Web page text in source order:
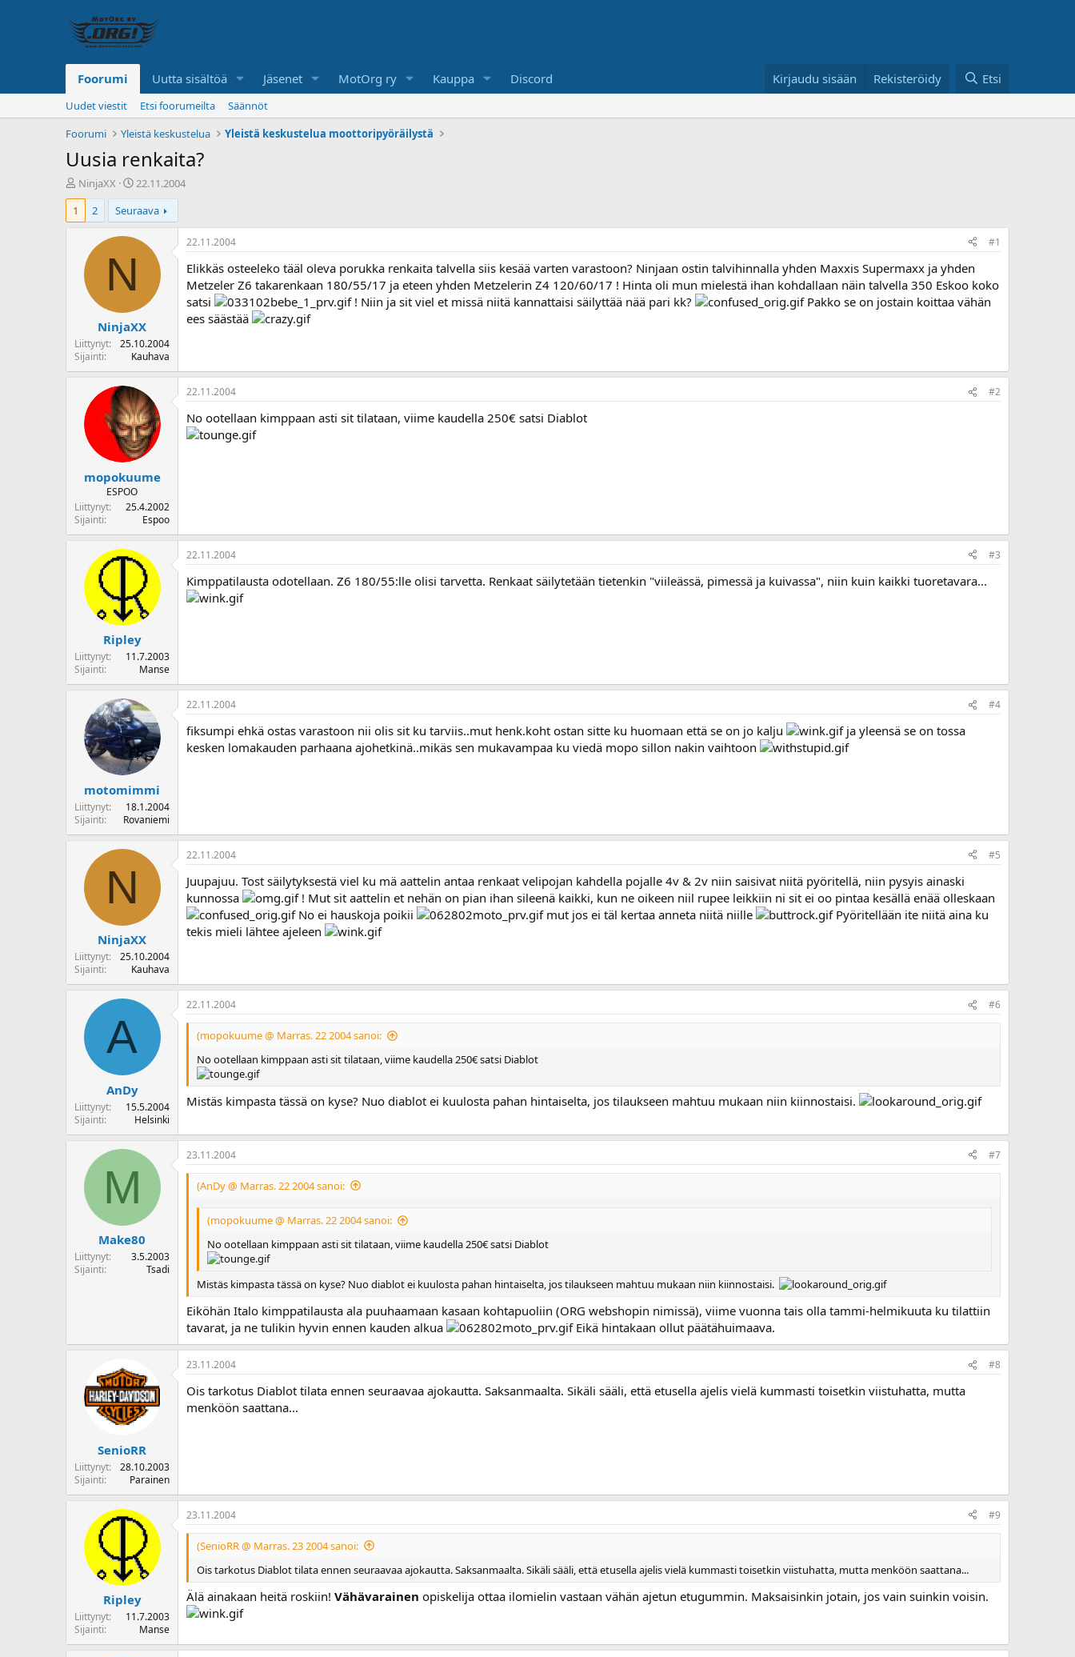
Foorumi Uutta sisältöä Jäsenet MotOrg ry Kauppa Discord Kirjaudu sisään Rekisteröidy Etsi
Uudet viestit Etsi foorumeilta
Säännöt
Foorumi
Yleistä keskustelua Yleistä keskustelua moottoripyöräilystä
Uusia renkaita?
K
e
k
a
l
o
NinjaXX
A
l
o
i
t
i
v
ä
22.11.2004
1
2 Seuraava
N
NinjaXX
Liittynyt
25.10.2004
Sijainti
Kauhava
22.11.2004 #1
Elikkäs osteeleko tääl oleva porukka renkaita talvella siis kesää varten varastoon? Ninjaan ostin talvihinnalla yhden Maxxis Supermaxx ja yhden
Metzeler Z6 takarenkaan 180/55/17 ja eteen yhden Metzelerin Z4 120/60/17 ! Hinta oli mun mielestä ihan kohdallaan näin talvella 350 Eskoo koko
satsi
! Niin ja sit viel et missä niitä kannattaisi säilyttää nää pari kk?
Pakko se on jostain koittaa vähän
ees säästää
mopokuume
ESPOO
Liittynyt
25.4.2002
Sijainti
Espoo
22.11.2004 #2
No ootellaan kimppaan asti sit tilataan, viime kaudella 250€ satsi Diablot
Ripley
Liittynyt
11.7.2003
Sijainti
Manse
22.11.2004 #3
Kimppatilausta odotellaan. Z6 180/55:lle olisi tarvetta. Renkaat säilytetään tietenkin "viileässä, pimessä ja kuivassa", niin kuin kaikki tuoretavara...
motomimmi
Liittynyt
18.1.2004
Sijainti
Rovaniemi
22.11.2004 #4
fiksumpi ehkä ostas varastoon nii olis sit ku tarviis..mut henk.koht ostan sitte ku huomaan että se on jo kalju
ja yleensä se on tossa
kesken lomakauden parhaana ajohetkinä..mikäs sen mukavampaa ku viedä mopo sillon nakin vaihtoon
N
NinjaXX
Liittynyt
25.10.2004
Sijainti
Kauhava
22.11.2004 #5
Juupajuu. Tost säilytyksestä viel ku mä aattelin antaa renkaat velipojan kahdella pojalle 4v & 2v niin saisivat niitä pyöritellä, niin pysyis ainaski
kunnossa
! Mut sit aattelin et nehän on pian ihan sileenä kaikki, kun ne oikeen niil rupee leikkiin ni sit ei oo pintaa kesällä enää olleskaan
No ei hauskoja poikii
mut jos ei täl kertaa anneta niitä niille
Pyöritellään ite niitä aina ku
tekis mieli lähtee ajeleen
A
AnDy
Liittynyt
15.5.2004
Sijainti
Helsinki
22.11.2004 #6
(mopokuume @ Marras. 22 2004 sanoi:
No ootellaan kimppaan asti sit tilataan, viime kaudella 250€ satsi Diablot
Mistäs kimpasta tässä on kyse? Nuo diablot ei kuulosta pahan hintaiselta, jos tilaukseen mahtuu mukaan niin kiinnostaisi.
M
Make80
Liittynyt
3.5.2003
Sijainti
Tsadi
23.11.2004 #7
(AnDy @ Marras. 22 2004 sanoi:
(mopokuume @ Marras. 22 2004 sanoi:
No ootellaan kimppaan asti sit tilataan, viime kaudella 250€ satsi Diablot
Mistäs kimpasta tässä on kyse? Nuo diablot ei kuulosta pahan hintaiselta, jos tilaukseen mahtuu mukaan niin kiinnostaisi.
Eiköhän Italo kimppatilausta ala puuhaamaan kasaan kohtapuoliin (ORG webshopin nimissä), viime vuonna tais olla tammi-helmikuuta ku tilattiin
tavarat, ja ne tulikin hyvin ennen kauden alkua
Eikä hintakaan ollut päätähuimaava.
SenioRR
Liittynyt
28.10.2003
Sijainti
Parainen
23.11.2004 #8
Ois tarkotus Diablot tilata ennen seuraavaa ajokautta. Saksanmaalta. Sikäli sääli, että etusella ajelis vielä kummasti toisetkin viistuhatta, mutta
menköön saattana...
Ripley
Liittynyt
11.7.2003
Sijainti
Manse
23.11.2004 #9
(SenioRR @ Marras. 23 2004 sanoi:
Ois tarkotus Diablot tilata ennen seuraavaa ajokautta. Saksanmaalta. Sikäli sääli, että etusella ajelis vielä kummasti toisetkin viistuhatta, mutta menköön saattana...
Älä ainakaan heitä roskiin! Vähävarainen opiskelija ottaa ilomielin vastaan vähän ajetun etugummin. Maksaisinkin jotain, jos vain suinkin voisin.